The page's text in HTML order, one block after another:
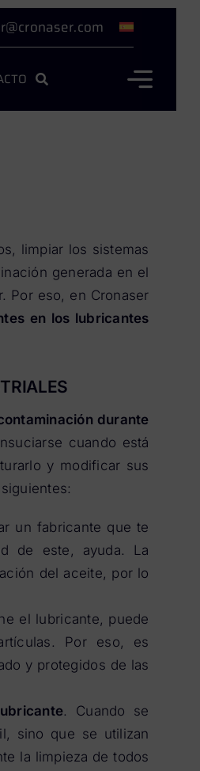
limpiar los sistemas
generada en el
Por eso, en Cronaser
en los lubricantes
durante
cuando está
y modificar sus
un fabricante que te
de este, ayuda. La
del aceite, por lo
el lubricante, puede
Por eso, es
y protegidos de las
. Cuando se
sino que se utilizan
la limpieza de todos